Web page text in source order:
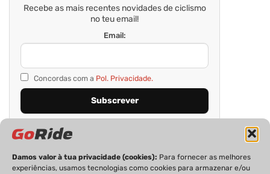
Damos valor à tua privacidade (cookies): Para fornecer as melhores
experiências, usamos tecnologias como cookies para armazenar e/ou
Recebe as mais recentes novidades de ciclismo
no teu email!
Email:
Concordas com a Pol. Privacidade.